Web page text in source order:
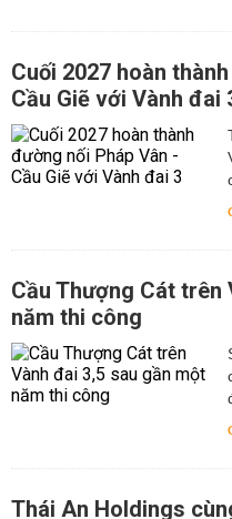
Cuối 2027 hoàn
Cầu Giẽ với Vành đai
Cầu Thượng Cát trên
năm thi công
Thái An Holdings